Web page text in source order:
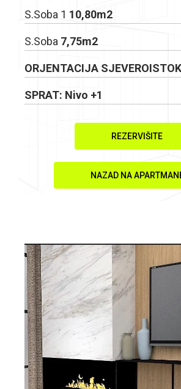
S.Soba 1 10,80m2
S.Soba 7,75m2
ORJENTACIJA SJEVEROISTOK
SPRAT: Nivo +1
REZERVIŠITE
NAZAD NA